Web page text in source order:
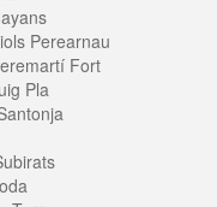
Perearnau
Fort
Pla